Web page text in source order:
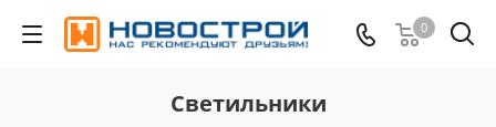
0
Светильники